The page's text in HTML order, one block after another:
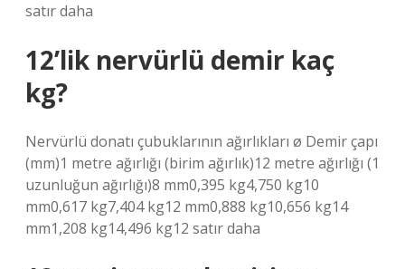
satır daha
12’lik nervürlü demir kaç
kg?
Nervürlü donatı çubuklarının ağırlıkları ø Demir çapı
(mm)1 metre ağırlığı (birim ağırlık)12 metre ağırlığı (1
uzunluğun ağırlığı)8 mm0,395 kg4,750 kg10
mm0,617 kg7,404 kg12 mm0,888 kg10,656 kg14
mm1,208 kg14,496 kg12 satır daha